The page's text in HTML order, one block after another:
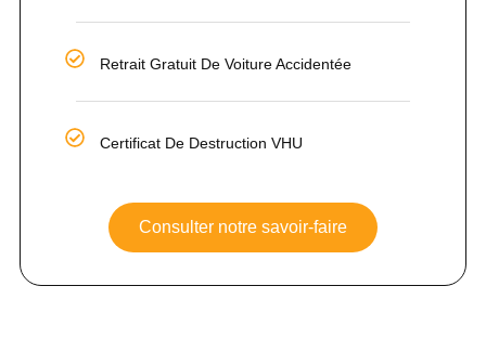
Retrait Gratuit De Voiture Accidentée
Certificat De Destruction VHU
Consulter notre savoir-faire